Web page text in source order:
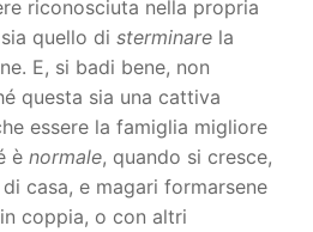
riconosciuta nella propria
quello di sterminare la
E, si badi bene, non
questa sia una cattiva
essere la famiglia migliore
è normale, quando si cresce,
casa, e magari formarsene
coppia, o con altri